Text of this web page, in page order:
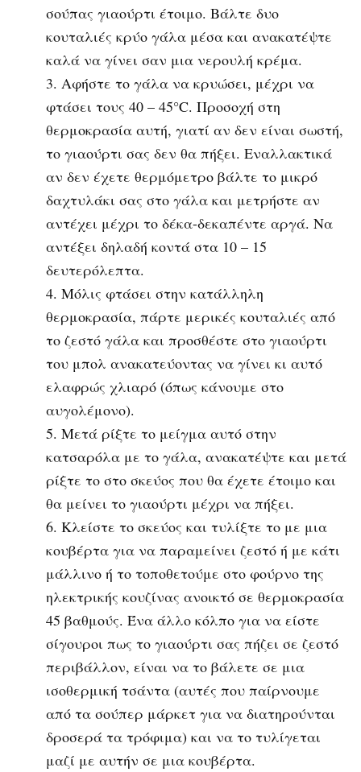
σούπας γιαούρτι έτοιμο. Βάλτε δυο
κουταλιές κρύο γάλα μέσα και ανακατέψτε
καλά να γίνει σαν μια νερουλή κρέμα.
Αφήστε το γάλα να κρυώσει, μέχρι να
φτάσει τους 40 – 45°C. Προσοχή στη
θερμοκρασία αυτή, γιατί αν δεν είναι σωστή,
το γιαούρτι σας δεν θα πήξει. Εναλλακτικά
αν δεν έχετε θερμόμετρο βάλτε το μικρό
δαχτυλάκι σας στο γάλα και μετρήστε αν
αντέχει μέχρι το δέκα-δεκαπέντε αργά. Να
αντέξει δηλαδή κοντά στα 10 – 15
δευτερόλεπτα.
Μόλις φτάσει στην κατάλληλη
θερμοκρασία, πάρτε μερικές κουταλιές από
το ζεστό γάλα και προσθέστε στο γιαούρτι
του μπολ ανακατεύοντας να γίνει κι αυτό
ελαφρώς χλιαρό (όπως κάνουμε στο
αυγολέμονο).
Μετά ρίξτε το μείγμα αυτό στην
κατσαρόλα με το γάλα, ανακατέψτε και μετά
ρίξτε το στο σκεύος που θα έχετε έτοιμο και
θα μείνει το γιαούρτι μέχρι να πήξει.
Κλείστε το σκεύος και τυλίξτε το με μια
κουβέρτα για να παραμείνει ζεστό ή με κάτι
μάλλινο ή το τοποθετούμε στο φούρνο της
ηλεκτρικής κουζίνας ανοικτό σε θερμοκρασία
45 βαθμούς. Ένα άλλο κόλπο για να είστε
σίγουροι πως το γιαούρτι σας πήζει σε ζεστό
περιβάλλον, είναι να το βάλετε σε μια
ισοθερμική τσάντα (αυτές που παίρνουμε
από τα σούπερ μάρκετ για να διατηρούνται
δροσερά τα τρόφιμα) και να το τυλίγεται
μαζί με αυτήν σε μια κουβέρτα.